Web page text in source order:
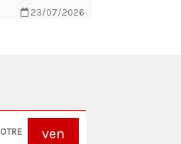
23/07/2026
ven